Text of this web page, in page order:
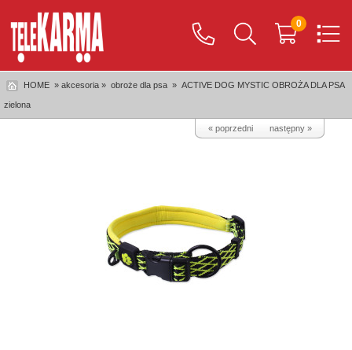
0
HOME » akcesoria » obroże dla psa » ACTIVE DOG MYSTIC OBROŻA DLA PSA
zielona
« poprzedni następny »